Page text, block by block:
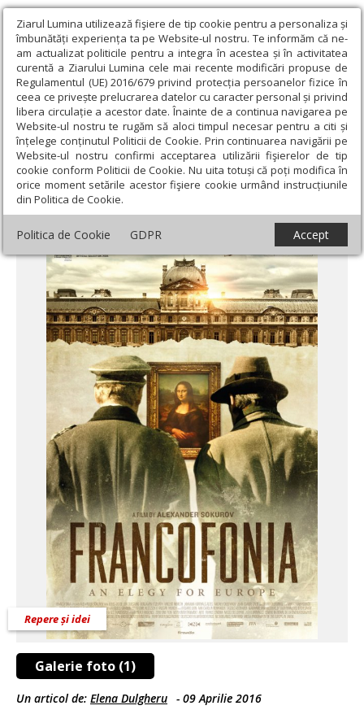
Ziarul Lumina utilizează fişiere de tip cookie pentru a personaliza și
îmbunătăți experiența ta pe Website-ul nostru. Te informăm că ne-
am actualizat politicile pentru a integra în acestea și în activitatea
curentă a Ziarului Lumina cele mai recente modificări propuse de
Regulamentul (UE) 2016/679 privind protecția persoanelor fizice în
ceea ce privește prelucrarea datelor cu caracter personal și privind
libera circulație a acestor date. Înainte de a continua navigarea pe
Website-ul nostru te rugăm să aloci timpul necesar pentru a citi și
înțelege conținutul Politicii de Cookie. Prin continuarea navigării pe
Website-ul nostru confirmi acceptarea utilizării fişierelor de tip
cookie conform Politicii de Cookie. Nu uita totuși că poți modifica în
orice moment setările acestor fişiere cookie urmând instrucțiunile
din Politica de Cookie.
Politica de Cookie GDPR Accept
Ziarul Lumina › Opinii › Repere și idei › „Francofonia” - triumful
și decăderea ideii europene
„Francofonia” - triumful și decăderea ideii
europene
Galerie foto (1)
Repere și idei
Un articol de: Elena Dulgheru - 09 Aprilie 2016